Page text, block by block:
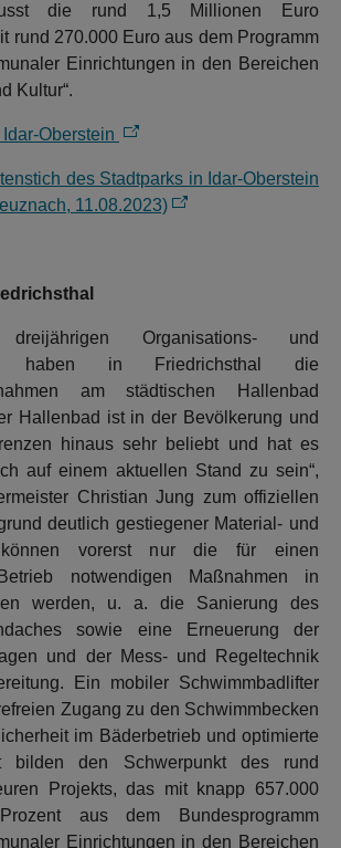
die rund 1,5 Millionen Euro
rund 270.000 Euro aus dem Programm
Einrichtungen in den Bereichen
Kultur“.
Oberstein
des Stadtparks in Idar-Oberstein
11.08.2023)
Organisations- und
haben in Friedrichsthal die
am städtischen Hallenbad
Hallenbad ist in der Bevölkerung und
hinaus sehr beliebt und hat es
auf einem aktuellen Stand zu sein“,
Christian Jung zum offiziellen
deutlich gestiegener Material- und
können vorerst nur die für einen
notwendigen Maßnahmen in
werden, u. a. die Sanierung des
sowie eine Erneuerung der
und der Mess- und Regeltechnik
Ein mobiler Schwimmbadlifter
Zugang zu den Schwimmbecken
im Bäderbetrieb und optimierte
bilden den Schwerpunkt des rund
Projekts, das mit knapp 657.000
aus dem Bundesprogramm
Einrichtungen in den Bereichen